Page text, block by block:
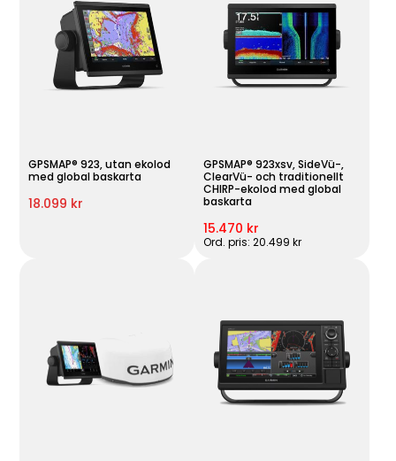
GPSMAP® 923, utan ekolod
med global baskarta
18.099 kr
GPSMAP® 923xsv, SideVü-,
ClearVü- och traditionellt
CHIRP-ekolod med global
baskarta
15.470 kr
Ord. pris: 20.499 kr